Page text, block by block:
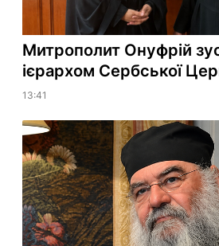
Митрополит Онуфрій
ієрархом Сербської
13:41